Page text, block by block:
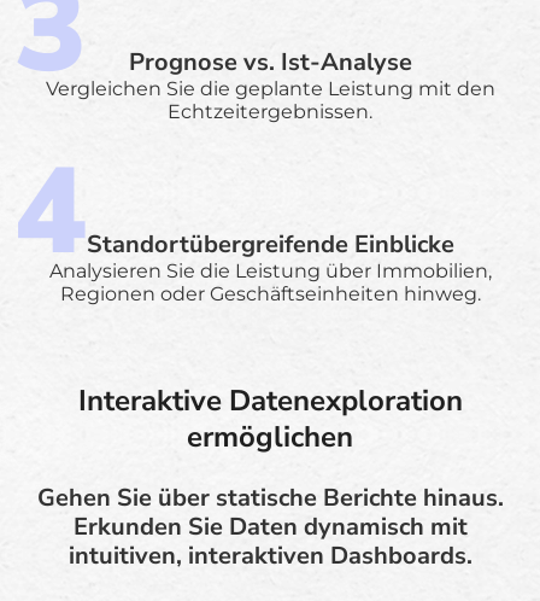
Prognose vs. Ist-Analyse
Vergleichen Sie die geplante Leistung mit den
Echtzeitergebnissen.
Standortübergreifende Einblicke
Analysieren Sie die Leistung über Immobilien,
Regionen oder Geschäftseinheiten hinweg.
Interaktive Datenexploration
ermöglichen
Gehen Sie über statische Berichte hinaus.
Erkunden Sie Daten dynamisch mit
intuitiven, interaktiven Dashboards.